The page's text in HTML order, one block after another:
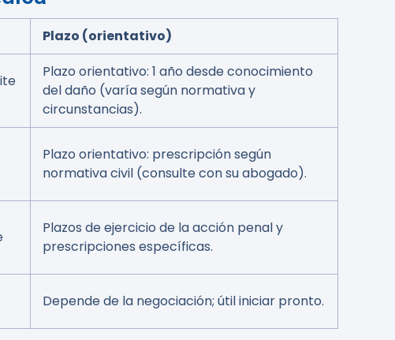
Plazo (orientativo)
Plazo orientativo: 1 año desde conocimiento
del daño (varía según normativa y
circunstancias).
Plazo orientativo: prescripción según
normativa civil (consulte con su abogado).
Plazos de ejercicio de la acción penal y
prescripciones específicas.
Depende de la negociación; útil iniciar pronto.